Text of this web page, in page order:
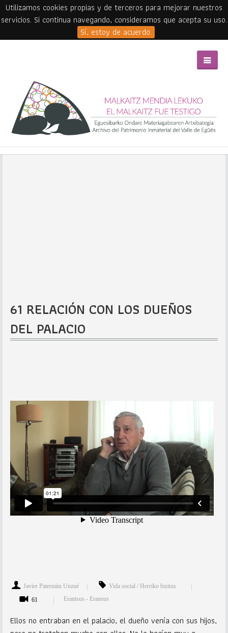
Utilizamos cookies propias y de terceros para mejorar nuestros
servicios. Si continua navegando, consideramos que acepta su uso.
Sí, estoy de acuerdo.
61 RELACIÓN CON LOS DUEÑOS
DEL PALACIO
Javier Paternáin Unzué
Vida social / Herriko bizitza
61
Erantsus - Eransus
Ellos no entraban en el palacio, el dueño venía con sus hijos,